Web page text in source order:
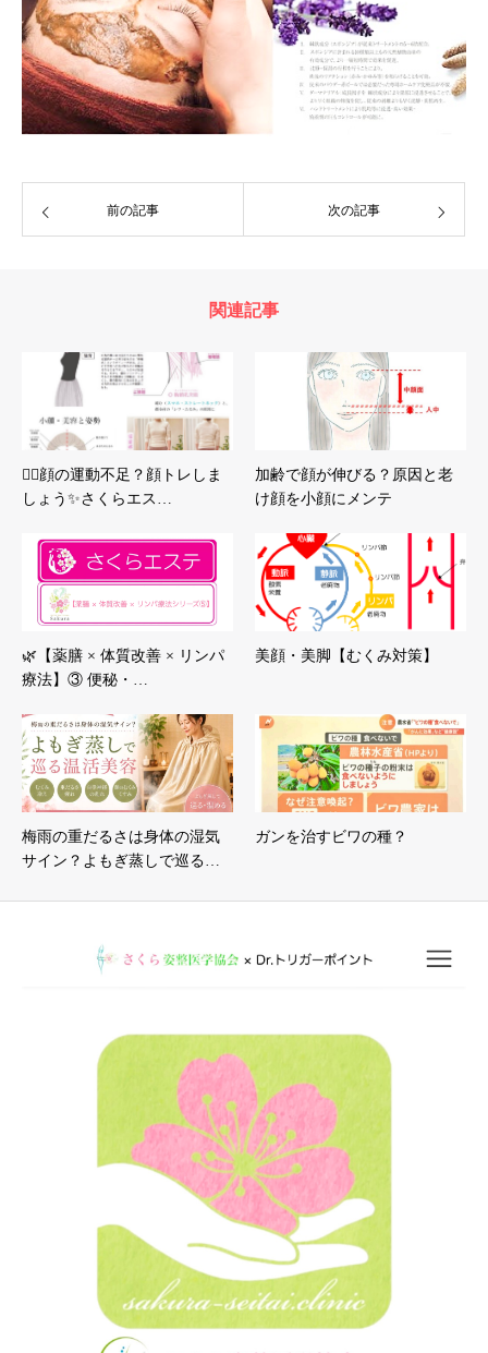
前の記事 次の記事
関連記事
💆‍♀️顔の運動不足？顔トレしま
しょう✨さくらエス…
加齢で顔が伸びる？原因と老
け顔を小顔にメンテ
🌿【薬膳 × 体質改善 × リンパ
療法】③ 便秘・…
美顔・美脚【むくみ対策】
梅雨の重だるさは身体の湿気
サイン？よもぎ蒸しで巡る…
ガンを治すビワの種？